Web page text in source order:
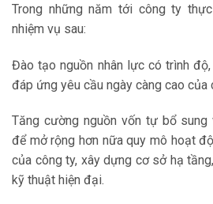
Trong những năm tới công ty
nhiệm vụ sau:
Đào tạo nguồn nhân lực có trình
đáp ứng yêu cầu ngày càng cao của
Tăng cường nguồn vốn tự bổ sung
để mở rộng hơn nữa quy mô hoạt
của công ty, xây dựng cơ sở hạ
kỹ thuật hiện đại.